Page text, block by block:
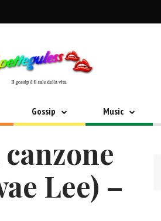
Gossip Music
Lee) –